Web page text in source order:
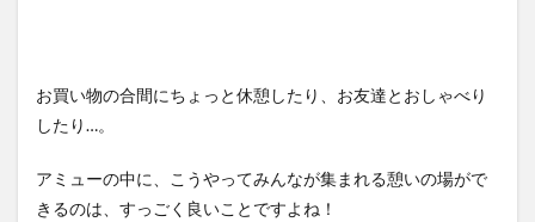
お買い物の合間にちょっと休憩したり、お友達とおしゃべり
したり…。
アミューの中に、こうやってみんなが集まれる憩いの場がで
きるのは、すっごく良いことですよね！